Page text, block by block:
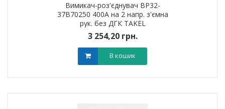
Вимикач-роз'єднувач ВР32-
37B70250 400А на 2 напр. з'ємна
рук. без ДГК TAKEL
3 254,20 грн.
В кошик